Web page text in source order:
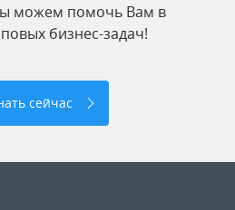
можем помочь Вам в
бизнес-задач!
сейчас